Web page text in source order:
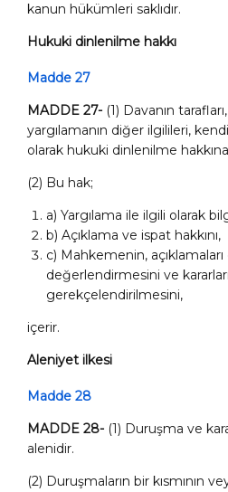
kanun hükümleri saklıdır.
Hukuki dinlenilme hakkı
Madde 27
MADDE 27- (1) Davanın
yargılamanın diğer ilgilileri, kendi
olarak hukuki dinlenilme
(2) Bu hak;
a) Yargılama ile ilgili olarak
b) Açıklama ve ispat hakkını,
c) Mahkemenin,
değerlendirmesini ve
gerekçelendirilmesini,
içerir.
Aleniyet ilkesi
Madde 28
MADDE 28- (1) Duruşma ve
alenidir.
(2) Duruşmaların bir kısmının